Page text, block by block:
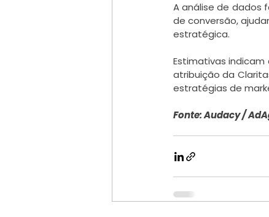
A análise de dados
de conversão,
estratégica.
Estimativas
atribuição da
estratégias de
Fonte: Audacy /